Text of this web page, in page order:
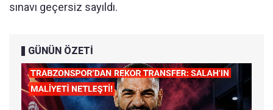
sınavı geçersiz sayıldı.
GÜNÜN ÖZETİ